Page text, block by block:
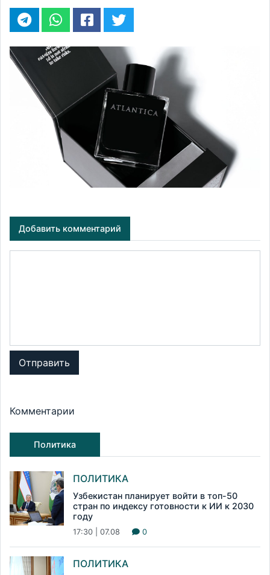
Добавить комментарий
Отправить
Комментарии
Политика
ПОЛИТИКА
Узбекистан планирует войти в топ-50
стран по индексу готовности к ИИ к 2030
году
17:30 | 07.08 0
ПОЛИТИКА